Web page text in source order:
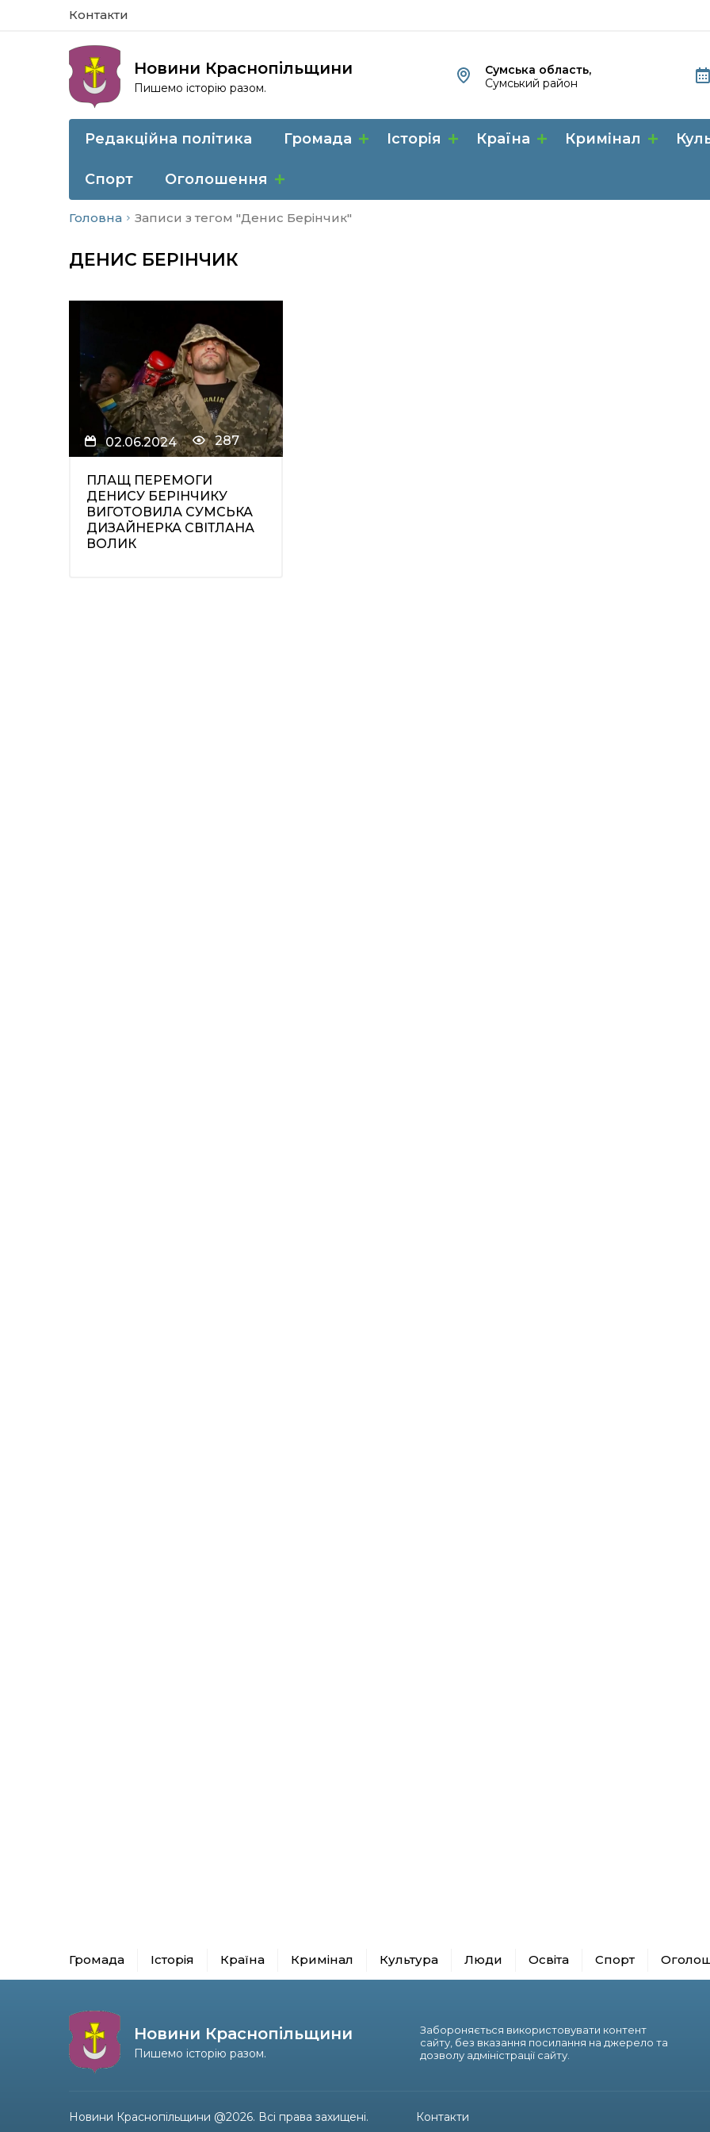
Контакти
Новини Краснопільщини
Пишемо історію разом.
Сумська область,
Сумський район
Редакційна політика Громада Історія Країна Кримінал
Спорт Оголошення
Головна Записи з тегом "Денис Берінчик"
ДЕНИС БЕРІНЧИК
02.06.2024 287
ПЛАЩ ПЕРЕМОГИ
ДЕНИСУ БЕРІНЧИКУ
ВИГОТОВИЛА СУМСЬКА
ДИЗАЙНЕРКА СВІТЛАНА
ВОЛИК
Громада Історія Країна Кримінал Культура Люди Освіта Спорт
Новини Краснопільщини
Пишемо історію разом.
Забороняється використовувати контент
сайту, без вказання посилання на джерело та
дозволу адміністрації сайту.
Новини Краснопільщини @2026. Всі права захищені. Контакти